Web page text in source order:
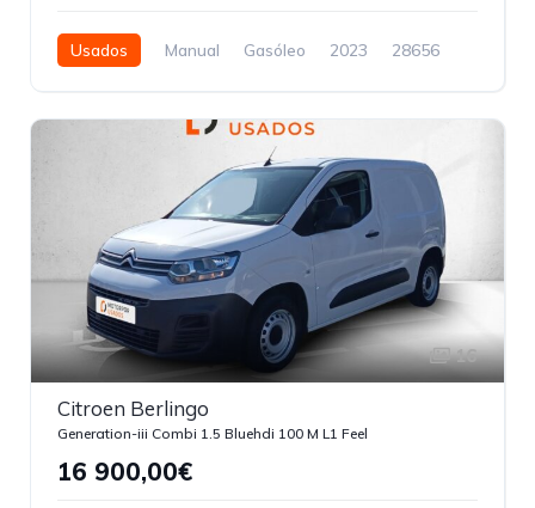
Usados Manual Gasóleo 2023
28656
16
Citroen Berlingo
Generation-iii Combi 1.5 Bluehdi 100 M L1 Feel
16 900,00€